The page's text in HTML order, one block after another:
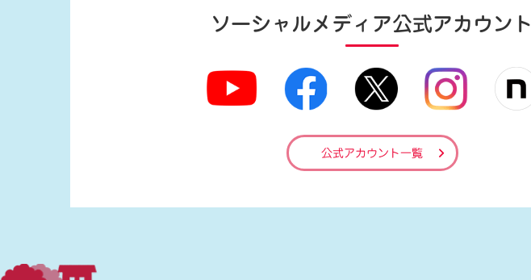
ソーシャルメディア公式アカウント
公式アカウント一覧